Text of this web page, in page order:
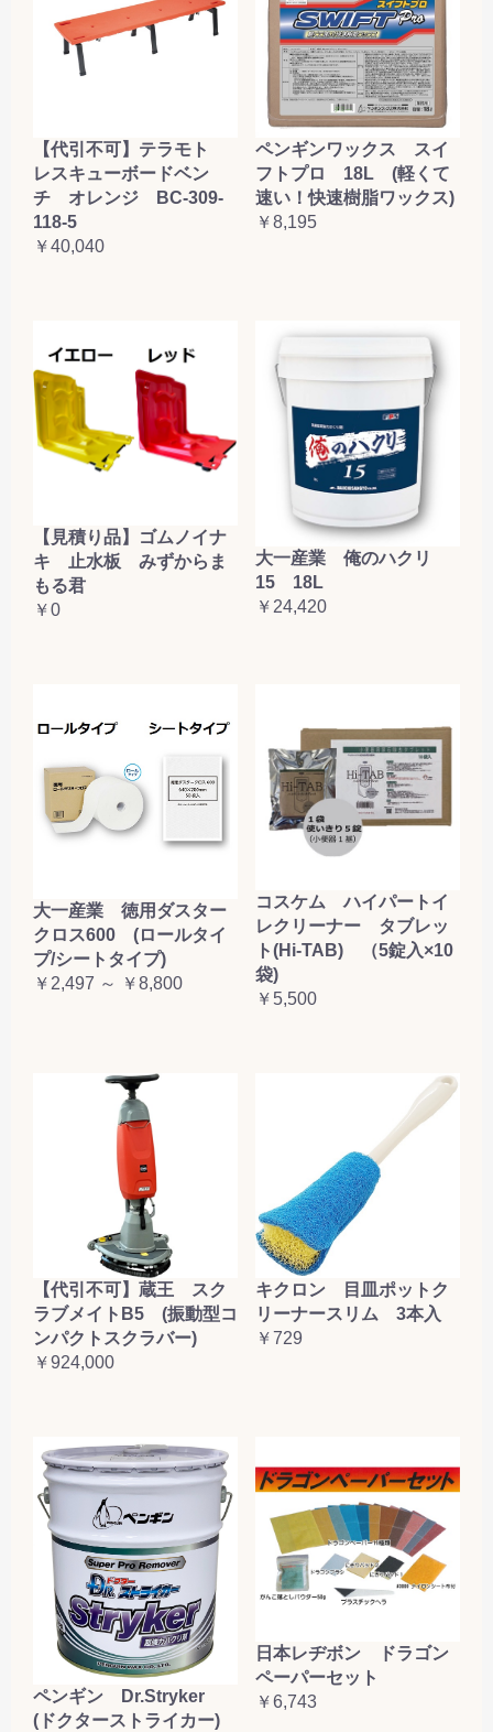
【代引不可】テラモト
レスキューボードベン
チ オレンジ BC-309-
118-5
￥40,040
ペンギンワックス スイ
フトプロ 18L (軽くて
速い！快速樹脂ワックス)
￥8,195
【見積り品】ゴムノイナ
キ 止水板 みずからま
もる君
￥0
大一産業 俺のハクリ
15 18L
￥24,420
大一産業 徳用ダスター
クロス600 (ロールタイ
プ/シートタイプ)
￥2,497 ～ ￥8,800
コスケム ハイパートイ
レクリーナー タブレッ
ト(Hi-TAB) （5錠入×10
袋)
￥5,500
【代引不可】蔵王 スク
ラブメイトB5 (振動型コ
ンパクトスクラバー)
￥924,000
キクロン 目皿ポットク
リーナースリム 3本入
￥729
ペンギン Dr.Stryker
(ドクターストライカー)
日本レヂボン ドラゴン
ペーパーセット
￥6,743